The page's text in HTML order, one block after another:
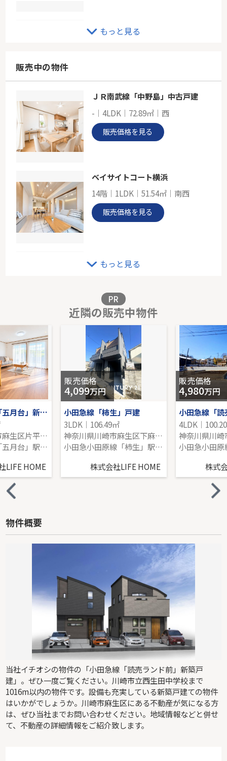
小田急線「新百合ヶ丘」新築分譲
-
-
46.41㎡
もっと見る
販売中の物件
ＪＲ南武線「中野島」中古戸建
-｜4LDK｜72.89㎡｜西
販売価格を見る
ベイサイトコート横浜
14階｜1LDK｜51.54㎡｜南西
販売価格を見る
販売価格を見る
小田急線「百合ヶ丘」中古戸建
-｜4LDK｜122.55㎡｜南
販売価格を見る
もっと見る
PR
近隣の販売中物件
小田急多摩線「五月台」新築分譲
神奈川県川崎市麻生区片平１丁目
小田急多摩線「五月台」駅 徒歩9分
LIFE HOME
販売価格
4,099万円
小田急線「柿生」戸建
3LDK｜106.49㎡
神奈川県川崎市麻生区下麻生２丁目
小田急小田原線「柿生」駅 徒歩20分
株式会社LIFE HOME
販売価格
4,980万円
4LDK｜
株式
物件概要
当社イチオシの物件の「小田急線「読売ランド前」新築戸
建」。ぜひ一度ご覧ください。川崎市立西生田中学校まで
1016m以内の物件です。設備も充実している新築戸建ての物件
はいかがでしょうか。川崎市麻生区にある不動産が気になる方
は、ぜひ当社までお問い合わせください。地域情報などと併せ
て、不動産の詳細情報をご紹介致します。